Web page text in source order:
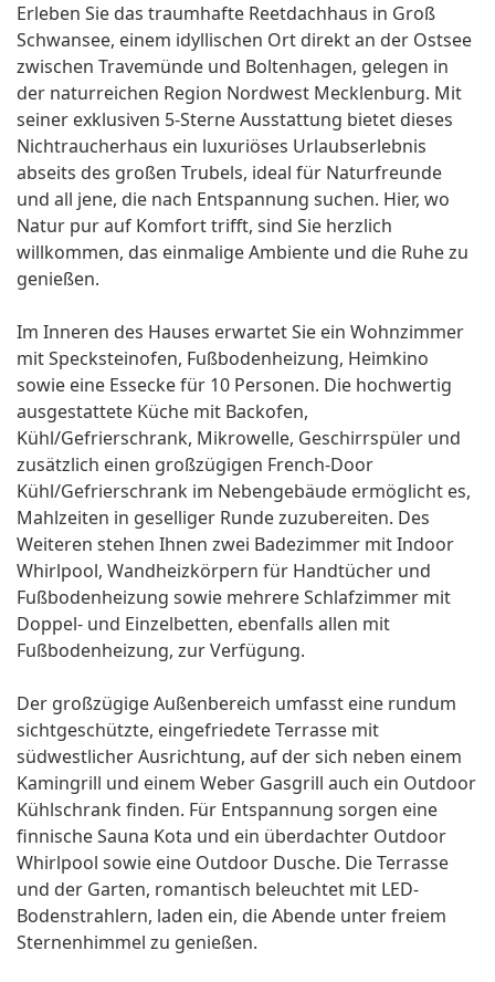
Erleben Sie das traumhafte Reetdachhaus in Groß
Schwansee, einem idyllischen Ort direkt an der Ostsee
zwischen Travemünde und Boltenhagen, gelegen in
der naturreichen Region Nordwest Mecklenburg. Mit
seiner exklusiven 5-Sterne Ausstattung bietet dieses
Nichtraucherhaus ein luxuriöses Urlaubserlebnis
abseits des großen Trubels, ideal für Naturfreunde
und all jene, die nach Entspannung suchen. Hier, wo
Natur pur auf Komfort trifft, sind Sie herzlich
willkommen, das einmalige Ambiente und die Ruhe zu
genießen.
Im Inneren des Hauses erwartet Sie ein Wohnzimmer
mit Specksteinofen, Fußbodenheizung, Heimkino
sowie eine Essecke für 10 Personen. Die hochwertig
ausgestattete Küche mit Backofen,
Kühl/Gefrierschrank, Mikrowelle, Geschirrspüler und
zusätzlich einen großzügigen French-Door
Kühl/Gefrierschrank im Nebengebäude ermöglicht es,
Mahlzeiten in geselliger Runde zuzubereiten. Des
Weiteren stehen Ihnen zwei Badezimmer mit Indoor
Whirlpool, Wandheizkörpern für Handtücher und
Fußbodenheizung sowie mehrere Schlafzimmer mit
Doppel- und Einzelbetten, ebenfalls allen mit
Fußbodenheizung, zur Verfügung.
Der großzügige Außenbereich umfasst eine rundum
sichtgeschützte, eingefriedete Terrasse mit
südwestlicher Ausrichtung, auf der sich neben einem
Kamingrill und einem Weber Gasgrill auch ein Outdoor
Kühlschrank finden. Für Entspannung sorgen eine
finnische Sauna Kota und ein überdachter Outdoor
Whirlpool sowie eine Outdoor Dusche. Die Terrasse
und der Garten, romantisch beleuchtet mit LED-
Bodenstrahlern, laden ein, die Abende unter freiem
Sternenhimmel zu genießen.